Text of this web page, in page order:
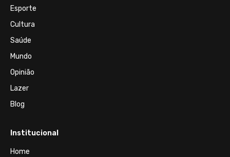
Esporte
Cultura
Saúde
Mundo
Opinião
Lazer
Blog
Institucional
Home